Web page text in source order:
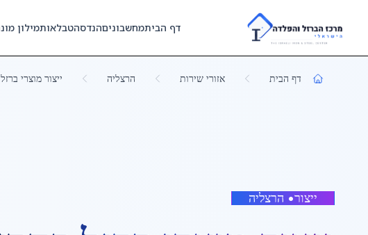
Skip to main content
דף הביתמחשבוניםהנדסהטבלאותמילון
דף הבית אזורי שירות הרצליה ייצור מוצרי ברזל
ייצור• הרצליה